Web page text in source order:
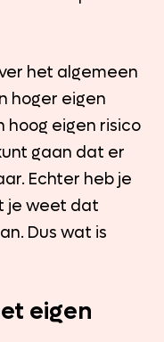
het algemeen
hoger eigen
hoog eigen risico
gaan dat er
Echter heb je
je weet dat
Dus wat is
eigen